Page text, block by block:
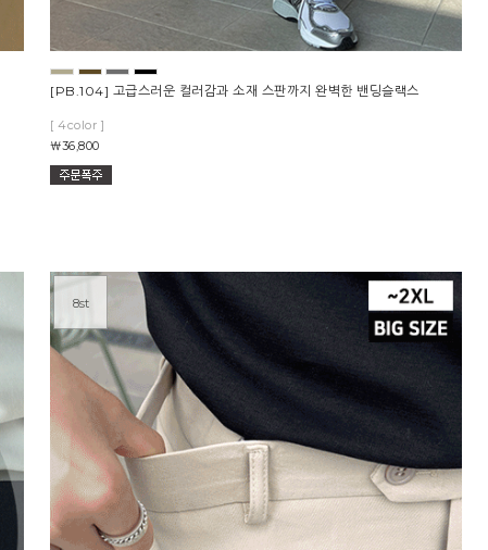
[PB.104] 고급스러운 컬러감과 소재 스판까지 완벽한 밴딩슬랙스
[ 4color ]
￦36,800
8st